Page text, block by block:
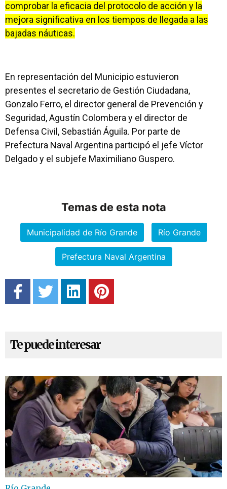
comprobar la eficacia del protocolo de acción y la
mejora significativa en los tiempos de llegada a las
bajadas náuticas.
En representación del Municipio estuvieron
presentes el secretario de Gestión Ciudadana,
Gonzalo Ferro, el director general de Prevención y
Seguridad, Agustín Colombera y el director de
Defensa Civil, Sebastián Águila. Por parte de
Prefectura Naval Argentina participó el jefe Víctor
Delgado y el subjefe Maximiliano Guspero.
Temas de esta nota
Municipalidad de Río Grande Río Grande
Prefectura Naval Argentina
Te puede interesar